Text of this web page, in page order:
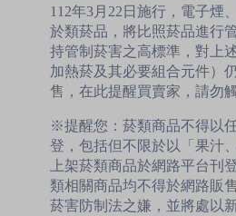
112年3月22日施行，電子煙
於類菸品，將比照菸品進行
持管制菸害之高標準，對上
加熱菸及其必要組合元件）
售，在此提醒買賣家，請勿觸
※提醒您：菸類商品不得以
登，包括但不限於以「果汁
上架菸類商品於網路平台刊
類相關商品均不得於網路販
菸害防制法之嫌，並將處以